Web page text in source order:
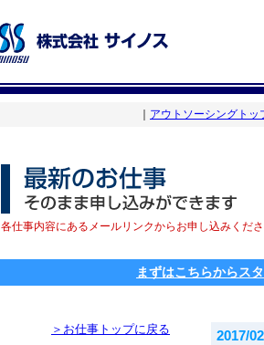
アウトソーシングトッ
各仕事内容にあるメールリンクからお申し込みくだ
まずはこちらからス
＞お仕事トップに戻る 2017/